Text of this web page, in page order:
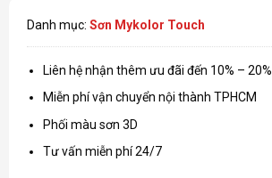
Danh mục: Sơn Mykolor Touch
Liên hệ nhận thêm ưu đãi đến 10% – 20%
Miễn phí vận chuyển nội thành TPHCM
Phối màu sơn 3D
Tư vấn miễn phí 24/7